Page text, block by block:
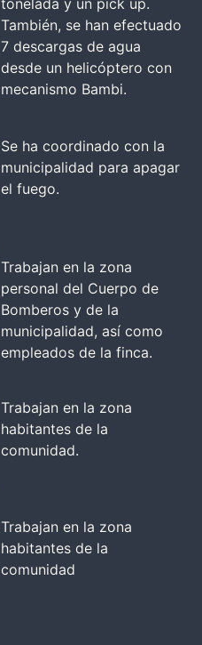
También, se han efectuado
7 descargas de agua
desde un helicóptero con
mecanismo Bambi.
Se ha coordinado con la
municipalidad para apagar
el fuego.
Trabajan en la zona
personal del Cuerpo de
Bomberos y de la
municipalidad, así como
empleados de la finca.
Trabajan en la zona
habitantes de la
comunidad.
Trabajan en la zona
habitantes de la
comunidad